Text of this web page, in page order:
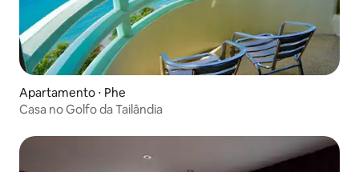
Apartamento ⋅ Phe
Casa no Golfo da Tailândia